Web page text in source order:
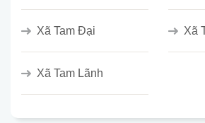
Xã Tam Đại Xã
Xã Tam Lãnh